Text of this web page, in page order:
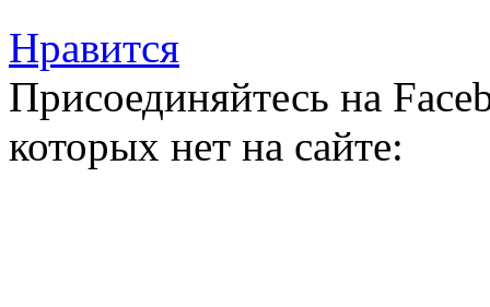
Нравится
Присоединяйтесь на
которых нет на сайте: